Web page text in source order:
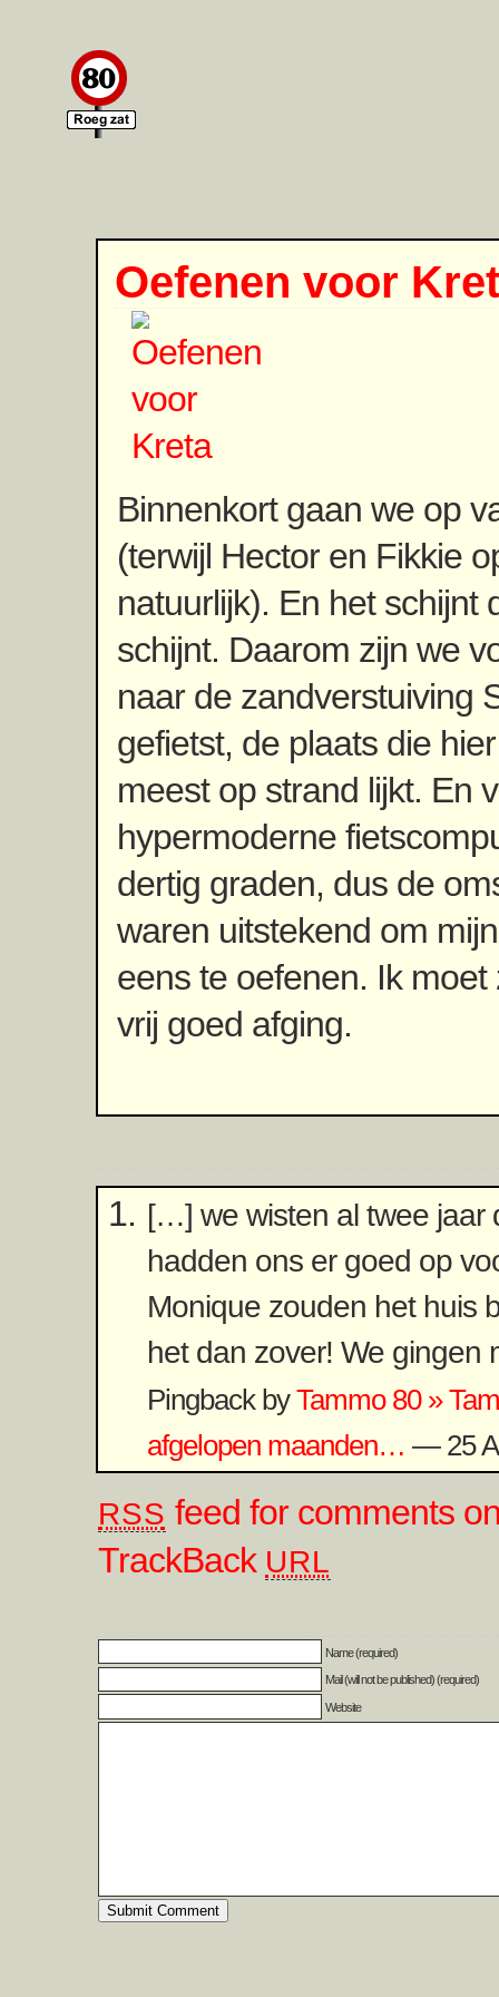
Oefenen voor
Binnenkort gaan we op
(terwijl Hector en Fikkie
natuurlijk). En het schijnt
schijnt. Daarom zijn we
naar de zandverstuiving
gefietst, de plaats die
meest op strand lijkt. En
hypermoderne
dertig graden, dus de
waren uitstekend om
eens te oefenen. Ik
vrij goed afging.
[…] we wisten al twee jaar
hadden ons er goed op
Monique zouden het huis
het dan zover! We
Pingback byTammo 80 »
afgelopen maanden… — 25
RSS feed for comments
TrackBack URL
Name (required)
Mail (will not be published) (required)
Website